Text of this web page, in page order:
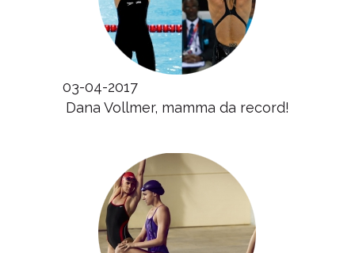
03-04-2017
Dana Vollmer, mamma da record!